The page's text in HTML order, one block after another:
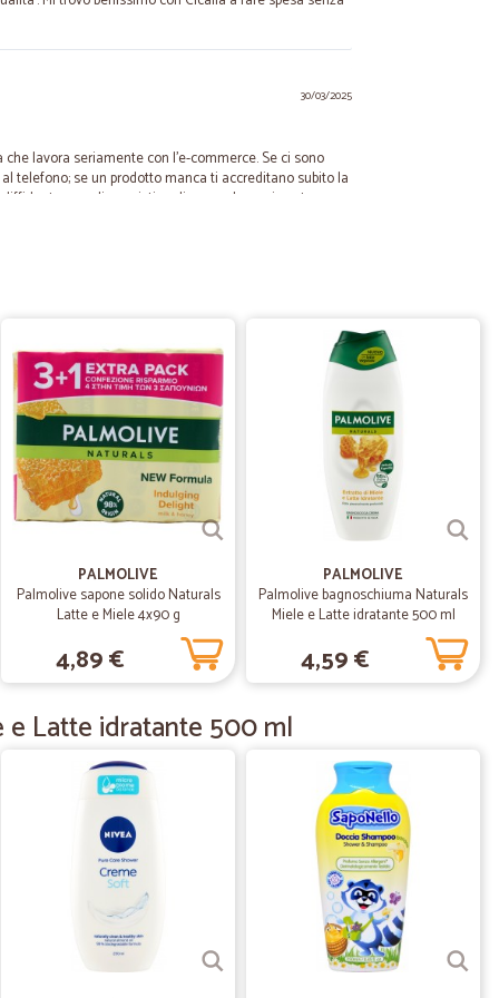
30/03/2025
lavora seriamente con l'e-commerce. Se ci sono
telefono; se un prodotto manca ti accreditano subito la
con gli acquisti on-line, con loro mi sento
03/07/2020
14/04/2020
di Cicalia è proprio quello di cui avevo bisogno.
a rischi uscendo di casa e frequentando i supermercati.
vasta scelta dei prodotti (fra cui molti tipici del territorio)
26/10/2019
14/08/2019
PALMOLIVE
Palmolive sapone solido Naturals
Latte e Miele 4x90 g
4,89 €
PALMOLIVE
Palmolive bagnoschiuma Naturals
Miele e Latte idratante 500 ml
4,59 €
e Latte idratante 500 ml